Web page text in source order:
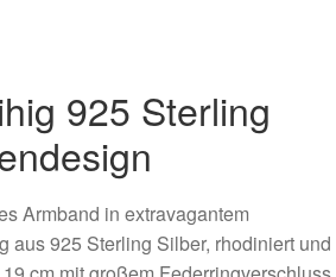
925 Sterling
Armband in extravagantem
aus 925 Sterling Silber, rhodiniert und